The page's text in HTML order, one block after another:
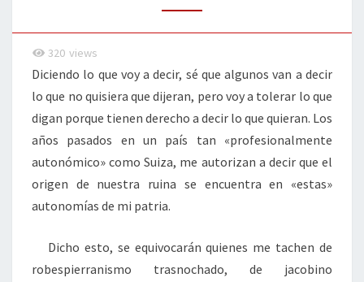
320 views
Diciendo lo que voy a decir, sé que algunos van a decir
lo que no quisiera que dijeran, pero voy a tolerar lo que
digan porque tienen derecho a decir lo que quieran. Los
años pasados en un país tan «profesionalmente
autonómico» como Suiza, me autorizan a decir que el
origen de nuestra ruina se encuentra en «estas»
autonomías de mi patria.
Dicho esto, se equivocarán quienes me tachen de
robespierranismo trasnochado, de jacobino